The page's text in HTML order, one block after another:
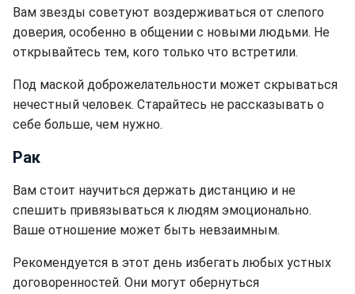
Вам звезды советуют воздерживаться от слепого
доверия, особенно в общении с новыми людьми. Не
открывайтесь тем, кого только что встретили.
Под маской доброжелательности может скрываться
нечестный человек. Старайтесь не рассказывать о
себе больше, чем нужно.
Рак
Вам стоит научиться держать дистанцию и не
спешить привязываться к людям эмоционально.
Ваше отношение может быть невзаимным.
Рекомендуется в этот день избегать любых устных
договоренностей. Они могут обернуться